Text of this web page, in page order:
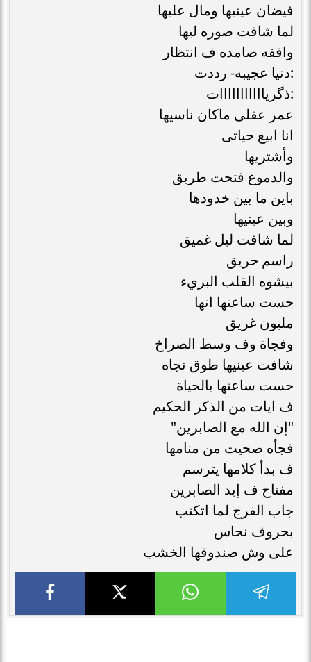
فيضان عينيها ومال عليها
لما شافت صوره ليها
واقفه صامده ف انتظار
:دنيا عجيبه- رددت
:ذگريااااااااااات
عمر عقلى ماكان ناسيها
انا ابيع حياتى
وأشتريها
والدموع فتحت طريق
باين ما بين خدودها
وبين عينيها
لما شافت ليل غميق
راسم حريق
بيشوه القلب البريء
حست ساعتها انها
مليون غريق
وفجاة وف وسط الصراخ
شافت عينيها طوق نجاه
حست ساعتها بالحياة
ف ايات من الذكر الحكيم
"إن الله مع الصابرين"
فجأه صحيت من منامها
ف بدأ كلامها يترسم
مفتاح ف إيد الصابرين
جاب الفرج لما اتكتب
بحروف نحاس
على وش صندوقها الخشب